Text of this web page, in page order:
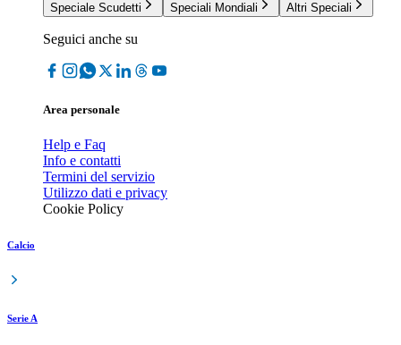
Speciale Scudetti
Speciali Mondiali Altri Speciali
Seguici anche su
Area personale
Help e Faq
Info e contatti
Termini del servizio
Utilizzo dati e privacy
Cookie Policy
Calcio
Serie A